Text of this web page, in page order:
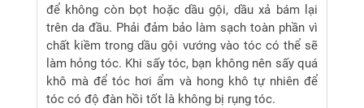
để không còn bọt hoặc dầu gội, dầu xả bám lại
trên da đầu. Phải đảm bảo làm sạch toàn phần vì
chất kiềm trong dầu gội vướng vào tóc có thể sẽ
làm hỏng tóc. Khi sấy tóc, bạn không nên sấy quá
khô mà để tóc hơi ẩm và hong khô tự nhiên để
tóc có độ đàn hồi tốt là không bị rụng tóc.